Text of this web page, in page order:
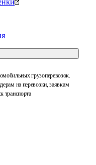
грузоперевозок.
на перевозки, заявкам
транспорта